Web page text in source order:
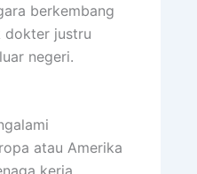
berkembang
dokter justru
negeri.
atau Amerika